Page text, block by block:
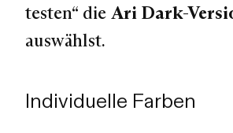
testen“ die Ari Dark-
auswählst.
Individuelle Farben